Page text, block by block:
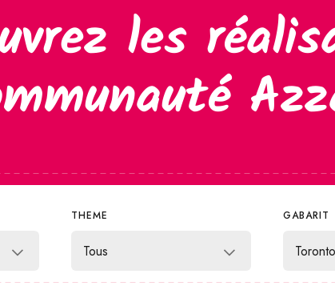
les
THEME GABARIT